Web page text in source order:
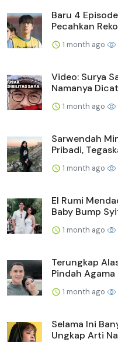
Baru 4
Pecahkan
1 month ago
Video: Surya
Namanya
1 month ago
Sarwendah
Pribadi,
1 month ago
El Rumi
Baby Bump
1 month ago
Terungkap
Pindah Agama
1 month ago
Selama Ini
Ungkap Arti